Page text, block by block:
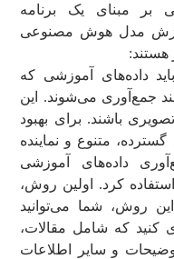
بر مبنای یک برنامه
مدل هوش مصنوعی
هستند:
باید داده‌های آموزشی که
جمع‌آوری می‌شوند. این
باشند. برای بهبود
متنوع و نماینده
داده‌های آموزشی
کرد. اولین روش،
روش، شما می‌توانید
کنید که شامل مقالات،
و سایر اطلاعات